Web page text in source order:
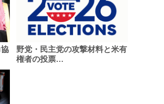
野党・民主党の攻撃材料と米有
権者の投票…